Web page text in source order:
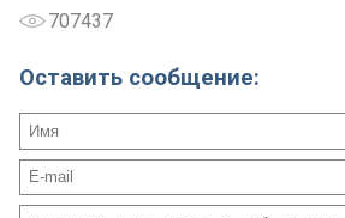
707437
Оставить сообщение: